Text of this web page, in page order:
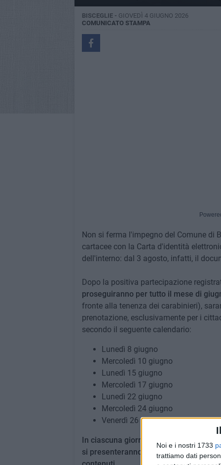
Noi e i nostri 1733
trattiamo dati
BISCEGLIE - GIOVEDÌ 4 GIUGNO 2026
COMUNICATO STAMPA
Non si ferma l'impegno del Comune di
cartacee con la Carta d'identità
dell'interno: dal 3 agosto, infatti, il
Dopo la positiva partecipazione
proseguiranno per tutto il mese di
fronte alla tenenza dei carabinieri),
prenotazione, esclusivamente per i
secondo il seguente calendario:
Lunedì 8 giugno
Mercoledì 10 giugno
Lunedì 15 giugno
Mercoledì 17 giugno
Lunedì 22 giugno
Mercoledì 24 giugno
Venerdì 26 giugno
In ciascuna giornata di apertura
si presenteranno allo sportello, al fine